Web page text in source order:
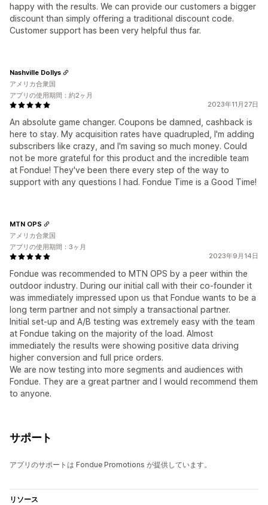
happy with the results. We can provide our customers a bigger
discount than simply offering a traditional discount code.
Customer support has been very helpful thus far.
2023年11月27日
An absolute game changer. Coupons be damned, cashback is
here to stay. My acquisition rates have quadrupled, I'm adding
subscribers like crazy, and I'm saving so much money. Could
not be more grateful for this product and the incredible team
at Fondue! They've been there every step of the way to
support with any questions I had. Fondue Time is a Good Time!
Nashville Dollys
アメリカ合衆国
アプリの使用期間：約2ヶ月
2023年9月14日
Fondue was recommended to MTN OPS by a peer within the
outdoor industry. During our initial call with their co-founder it
was immediately impressed upon us that Fondue wants to be a
long term partner and not simply a transactional partner.
Initial set-up and A/B testing was extremely easy with the team
at Fondue taking on the majority of the load. Almost
immediately the results were showing positive data driving
higher conversion and full price orders.
We are now testing into more segments and audiences with
Fondue. They are a great partner and I would recommend them
to anyone.
MTN OPS
アメリカ合衆国
アプリの使用期間：3ヶ月
サポート
アプリのサポートは Fondue Promotions が提供しています。
リソース